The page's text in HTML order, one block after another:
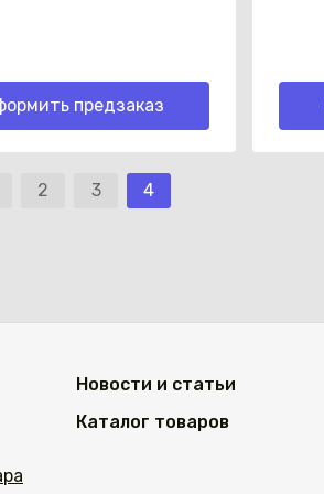
предзаказ
2 3 4
Новости и статьи
Каталог товаров